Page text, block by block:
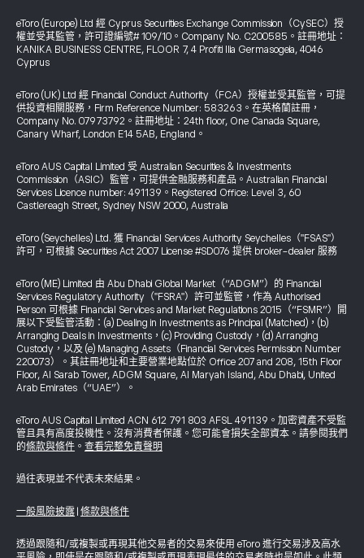
eToro (Europe) Ltd 經 Cyprus Securities Exchange Commission（CySEC）授
權並受其監管，許可證編號# 109/10。Company No. C200585。註冊地址：
KANIKA BUSINESS CENTRE, FLOOR 7, 4 Profiti Ilia Germasogeia, 4046
Cyprus
eToro (UK) Ltd 經 Financial Conduct Authority（FCA）授權並受其監管，可提
供投資相關服務，Firm Reference Number: 583263。在英格蘭註冊，
Company No. 07973792。註冊地址：24th floor, One Canada Square,
Canary Wharf, London E14 5AB, England。
eToro AUS Capital Limited 受 Australian Securities & Investments
Commission（ASIC）監管，可提供金融服務和產品。Australian Financial
Services Licence number: 491139。Registered Office: Level 3, 60
Castlereagh Street, Sydney NSW 2000, Australia
eToro (Seychelles) Ltd. 獲 Financial Services Authority Seychelles（"FSAS"）
許可，可根據 Securities Act 2007 License #SD076 提供 broker-dealer 服務
eToro (ME) Limited 由 Abu Dhabi Global Market（“ADGM”）的 Financial
Services Regulatory Authority（"FSRA"）許可並監管，作為 Authorised
Person 可根據 Financial Services and Market Regulations 2015（“FSMR”）開
展以下受監管活動：(a) Dealing in Investments as Principal (Matched)，(b)
Arranging Deals in Investments，(c) Providing Custody，(d) Arranging
Custody，以及 (e) Managing Assets（Financial Services Permission Number
220073）。其註冊地址和主要營業地點位於 Office 207 and 208, 15th Floor
Floor, Al Sarab Tower, ADGM Square, Al Maryah Island, Abu Dhabi, United
Arab Emirates（“UAE”）。
eToro AUS Capital Limited ACN 612 791 803 AFSL 491139。加密資產不受監
管且具有高度投機性。沒有消費者保護。您可能會損失全部資本。請參閱我們
的條款與條件 。 查看完整免責聲明
過往表現並不代表未來結果。
一般風險披露 條款與條件
透過跟隨和/或複製或再現其他交易者的交易來使用 eToro 進行交易涉及高水